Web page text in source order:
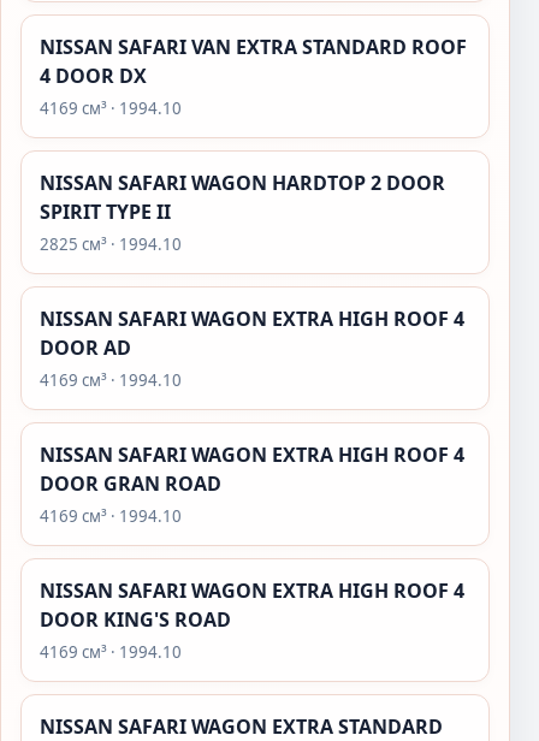
NISSAN SAFARI VAN EXTRA STANDARD ROOF
4 DOOR DX
4169 см³ · 1994.10
NISSAN SAFARI WAGON HARDTOP 2 DOOR
SPIRIT TYPE II
2825 см³ · 1994.10
NISSAN SAFARI WAGON EXTRA HIGH ROOF 4
DOOR AD
4169 см³ · 1994.10
NISSAN SAFARI WAGON EXTRA HIGH ROOF 4
DOOR GRAN ROAD
4169 см³ · 1994.10
NISSAN SAFARI WAGON EXTRA HIGH ROOF 4
DOOR KING'S ROAD
4169 см³ · 1994.10
NISSAN SAFARI WAGON EXTRA STANDARD